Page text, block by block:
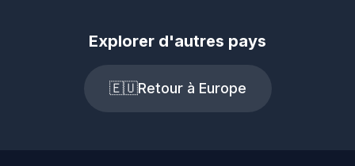
Explorer d'autres pays
🇪🇺Retour à Europe